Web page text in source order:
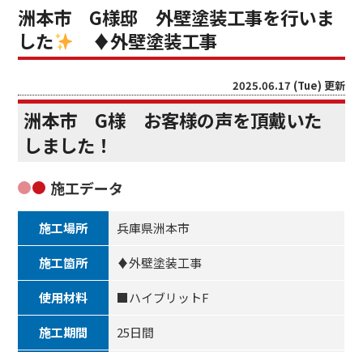
洲本市 G様邸 外壁塗装工事を行いま
した
♦外壁塗装工事
2025.06.17 (Tue) 更新
洲本市 G様 お客様の声を頂戴いた
しました！
施工データ
施工場所 兵庫県洲本市
施工箇所 ♦外壁塗装工事
使用材料 ■ハイブリットF
施工期間 25日間